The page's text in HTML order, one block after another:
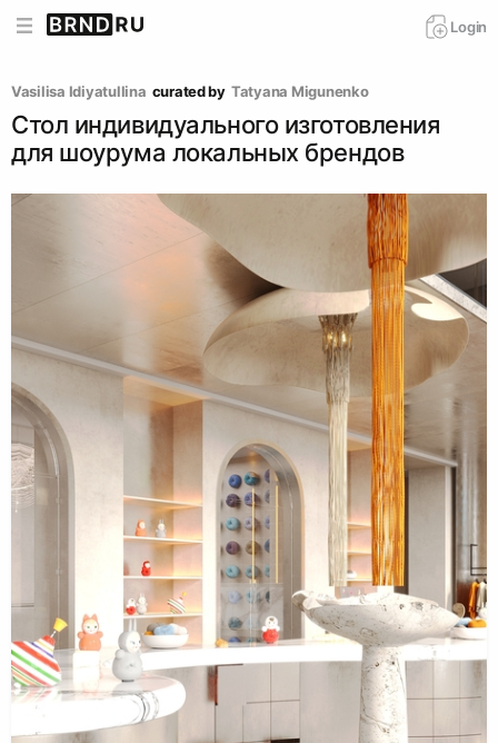
Login
Vasilisa Idiyatullina curated by Tatyana Migunenko
Стол индивидуального изготовления
для шоурума локальных брендов